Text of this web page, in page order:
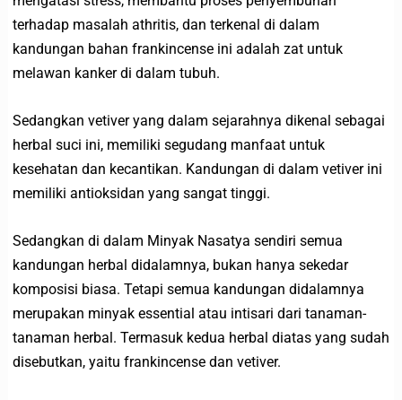
terhadap masalah athritis, dan terkenal di dalam
kandungan bahan frankincense ini adalah zat untuk
melawan kanker di dalam tubuh.
Sedangkan vetiver yang dalam sejarahnya dikenal sebagai
herbal suci ini, memiliki segudang manfaat untuk
kesehatan dan kecantikan. Kandungan di dalam vetiver ini
memiliki antioksidan yang sangat tinggi.
Sedangkan di dalam Minyak Nasatya sendiri semua
kandungan herbal didalamnya, bukan hanya sekedar
komposisi biasa. Tetapi semua kandungan didalamnya
merupakan minyak essential atau intisari dari tanaman-
tanaman herbal. Termasuk kedua herbal diatas yang sudah
disebutkan, yaitu frankincense dan vetiver.